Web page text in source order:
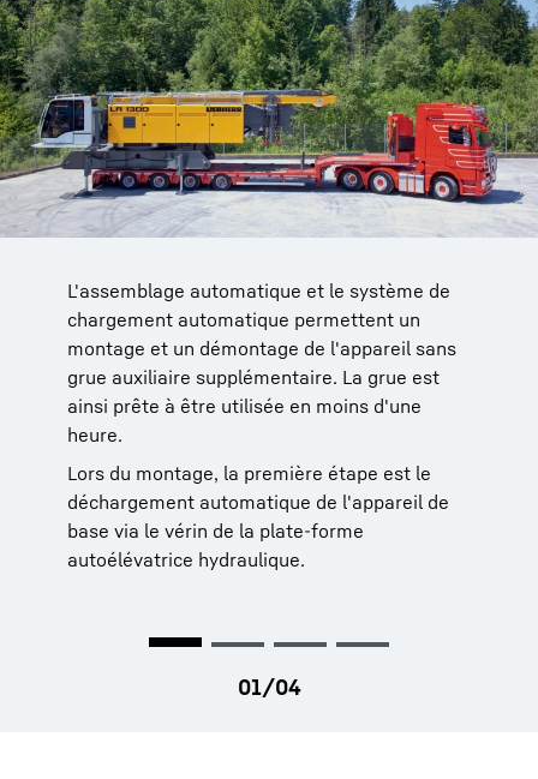
L'assemblage automatique et le système de
chargement automatique permettent un
montage et un démontage de l'appareil sans
grue auxiliaire supplémentaire. La grue est
ainsi prête à être utilisée en moins d'une
heure.
Lors du montage, la première étape est le
déchargement automatique de l'appareil de
base via le vérin de la plate-forme
autoélévatrice hydraulique.
Le déchargement, puis le montage du
longeron porte-chenille, des plaques de lest et
des pièces de flèche au moyen du chevalet de
montage ou d'un pied de flèche suivent
ensuite.
Les entretoises des flèches principale et à
volée variable peuvent ainsi être transportées
de façon compacte et économique en
s'emboîtant les unes dans les autres.
Les axes et les raccords rapides actionnés
hydrauliquement accélèrent le processus de
montage.
Toutes les configurations de flèches peuvent
être relevées en peu de temps.